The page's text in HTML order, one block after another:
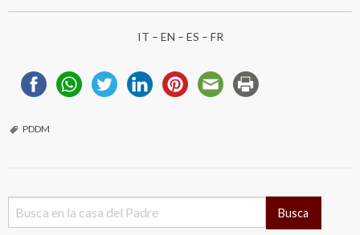
IT – EN – ES – FR
PDDM
Busca